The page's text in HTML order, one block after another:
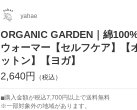
yahae
ORGANIC GARDEN｜綿
ウォーマー【セルフケア】【
ットン】【ヨガ】
2,640円
購入金額が税込7,700円以上で送料無料
※一部対象外の地域があります。